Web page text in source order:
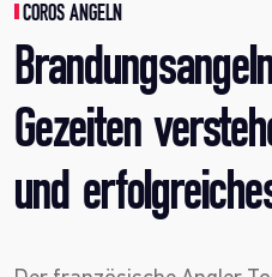
COROS ANGELN
Gezeiten
und